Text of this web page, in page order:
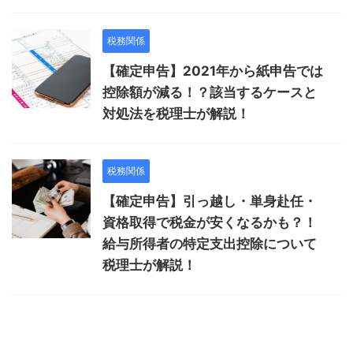
税務関係
【確定申告】2021年から紙申告では
控除額が減る！？該当するケースと
対処法を税理士が解説！
税務関係
【確定申告】引っ越し・単身赴任・
資格取得で税金が安くなるかも？！
給与所得者の特定支出控除について
税理士が解説！